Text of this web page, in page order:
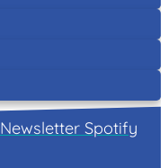
Newsletter Spotify